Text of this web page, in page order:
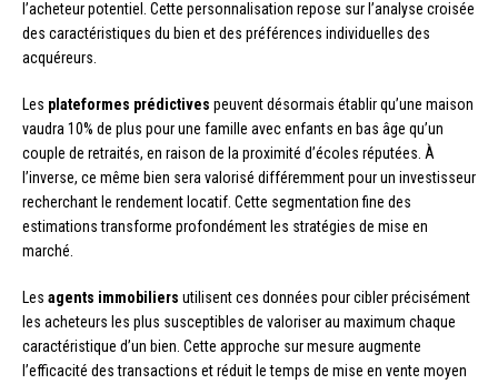
l’acheteur potentiel. Cette personnalisation repose sur l’analyse croisée
des caractéristiques du bien et des préférences individuelles des
acquéreurs.
Les plateformes prédictives peuvent désormais établir qu’une maison
vaudra 10% de plus pour une famille avec enfants en bas âge qu’un
couple de retraités, en raison de la proximité d’écoles réputées. À
l’inverse, ce même bien sera valorisé différemment pour un investisseur
recherchant le rendement locatif. Cette segmentation fine des
estimations transforme profondément les stratégies de mise en
marché.
Les agents immobiliers utilisent ces données pour cibler précisément
les acheteurs les plus susceptibles de valoriser au maximum chaque
caractéristique d’un bien. Cette approche sur mesure augmente
l’efficacité des transactions et réduit le temps de mise en vente moyen